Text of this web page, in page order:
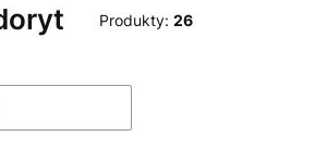
Produkty: 26